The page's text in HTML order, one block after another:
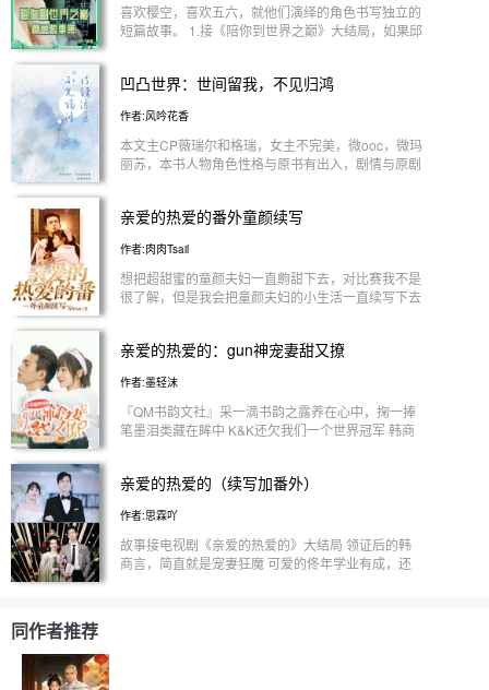
喜欢樱空，喜欢五六，就他们演绎的角色书写独立的
短篇故事。 1.接《陪你到世界之巅》大结局，如果邱
落魄千金白盈玉 4.精英总裁翟至味&职场小白叶璇 5.
凹凸世界：世间留我，不见归鸿
作者:风吟花香
本文主CP薇瑞尔和格瑞，女主不完美，微ooc，微玛
丽苏，本书人物角色性格与原书有出入，剧情与原剧
场景，然后作者是嗑派艾（艾蒂）的，自行避雷哈，
现在大家的面前
亲爱的热爱的番外童颜续写
作者:肉肉Tsail
想把超甜蜜的童颜夫妇一直齁甜下去，对比赛我不是
很了解，但是我会把童颜夫妇的小生活一直续写下去
亲爱的热爱的：gun神宠妻甜又撩
作者:墨轻沫
『QM书韵文社』采一滴书韵之露养在心中，掬一捧
笔墨泪类藏在眸中 K&K还欠我们一个世界冠军 韩商
宝老师的留白 希望大家多多支持！ “我不在乎你有没
早都是，除了你，谁都不行！”
亲爱的热爱的（续写加番外）
作者:思霖吖
故事接电视剧《亲爱的热爱的》大结局 领证后的韩
商言，简直就是宠妻狂魔 可爱的佟年学业有成，还
同作者推荐